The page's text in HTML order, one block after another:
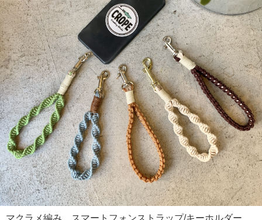
マクラメ編み スマートフォンストラップ/キーホルダー